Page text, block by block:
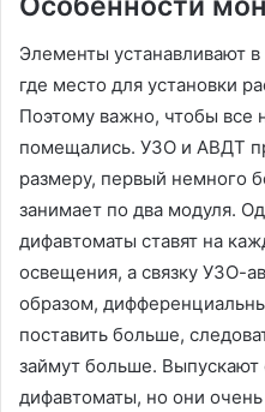
Элементы устанавливают
где место для установки
Поэтому важно, чтобы все
помещались. УЗО и АВДТ
размеру, первый немного
занимает по два модуля.
дифавтоматы ставят на
освещения, а связку УЗО-
образом,
поставить больше,
займут больше.
дифавтоматы, но они